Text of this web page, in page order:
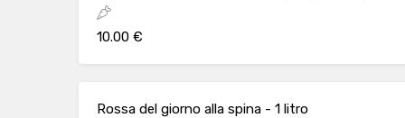
10.00 €
Rossa del giorno alla spina - 1 litro